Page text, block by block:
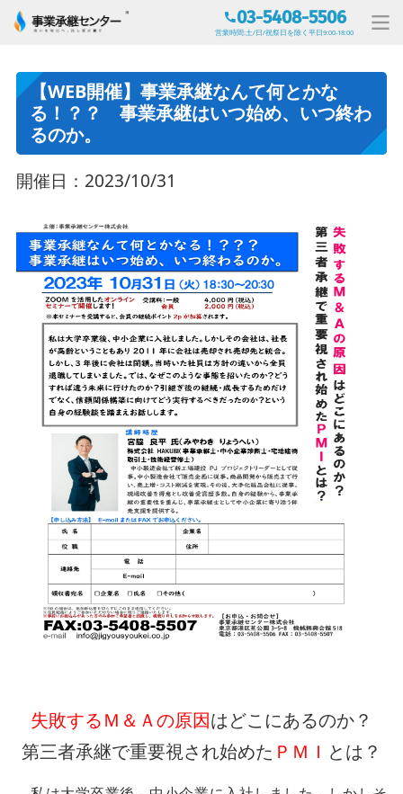
03-5408-5506
営業時間:土/日/祝祭日を除く平日9:00-18:00
【WEB開催】事業承継なんて何とかな
る！？？ 事業承継はいつ始め、いつ終わ
るのか。
開催日：2023/10/31
失敗するＭ＆Ａの原因はどこにあるのか？
第三者承継で重要視され始めた ＰＭＩ とは？